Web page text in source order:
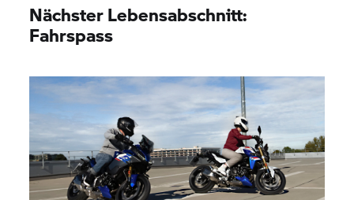
Nächster Lebensabschnitt:
Fahrspass